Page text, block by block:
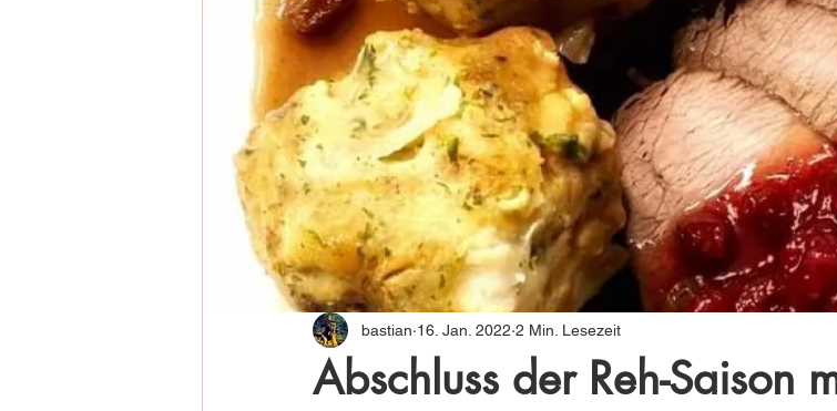
Abschluss der Reh-Saison
bastian 16. Jan. 2022 2 Min. Lesezeit